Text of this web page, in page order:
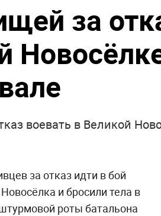
за
воевать в Великой
за отказ идти в бой
и бросили тела в
роты батальона